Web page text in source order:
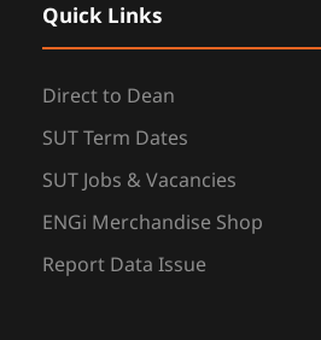
Quick Links
Direct to Dean
SUT Term Dates
SUT Jobs & Vacancies
ENGi Merchandise Shop
Report Data Issue